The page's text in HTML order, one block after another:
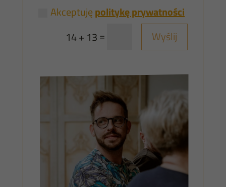
Akceptujępolitykę prywatności
14 + 13= Wyślij